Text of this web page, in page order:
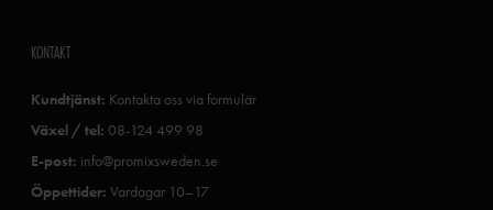
KONTAKT
Kundtjänst: Kontakta oss via formulär
Växel / tel: 08-124 499 98
E-post: info@promixsweden.se
Öppettider: Vardagar 10–17